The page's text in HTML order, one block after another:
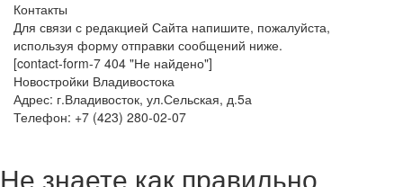
Контакты
Для связи с редакцией Сайта напишите, пожалуйста,
используя форму отправки сообщений ниже.
[contact-form-7 404 "Не найдено"]
Новостройки Владивостока
Адрес: г.Владивосток, ул.Сельская, д.5а
Телефон: +7 (423) 280-02-07
Не знаете как правильно